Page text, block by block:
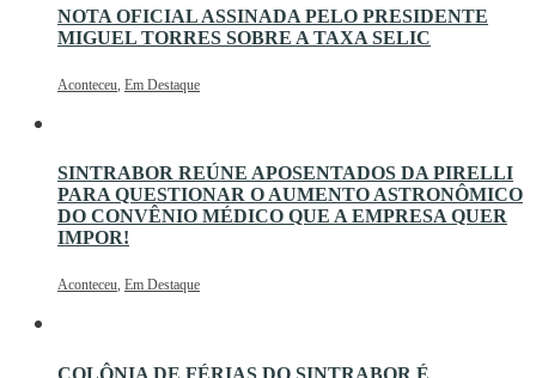
NOTA OFICIAL ASSINADA PELO PRESIDENTE
MIGUEL TORRES SOBRE A TAXA SELIC
Aconteceu, Em Destaque
SINTRABOR REÚNE APOSENTADOS DA PIRELLI
PARA QUESTIONAR O AUMENTO ASTRONÔMICO
DO CONVÊNIO MÉDICO QUE A EMPRESA QUER
IMPOR!
Aconteceu, Em Destaque
COLÔNIA DE FÉRIAS DO SINTRABOR É